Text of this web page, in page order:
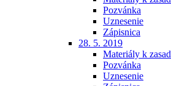
Pozvánka
Uznesenie
Zápisnica
28. 5. 2019
Materiály k
Pozvánka
Uznesenie